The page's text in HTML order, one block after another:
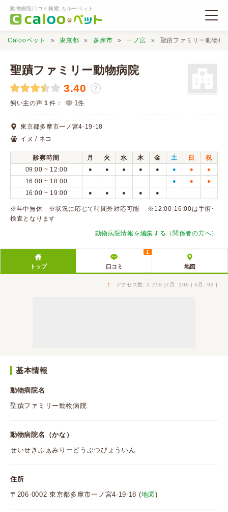
動物病院口コミ検索 カルーペット
動物病院検索
口コミ検索
Calooペットとは？
口コミ投稿
Calooペット 東京都 多摩市 一ノ宮 聖蹟ファミリー動物病
聖蹟ファミリー動物病院
3.40 ？
飼い主の声 1 件： 1件
東京都多摩市一ノ宮4-19-18
イヌ / ネコ
診察時間 月 火 水 木 金 土 日
祝
09:00 ~ 12:00
● ● ● ● ● ● ● ●
16:00 ~ 18:00 ● ● ●
16:00 ~ 19:00 ● ● ● ● ●
※年中無休 ※状況に応じて時間外対応可能 ※12:00-16:00は手術･
検査となります
動物病院情報を編集する（関係者の方へ）
トップ 口コミ
1
地図
↑ アクセス数: 2,259 [7月: 106 | 6月: 92 ]
基本情報
動物病院名
聖蹟ファミリー動物病院
動物病院名（かな）
せいせきふぁみりーどうぶつびょういん
住所
〒206-0002 東京都多摩市一ノ宮4-19-18 (地図)